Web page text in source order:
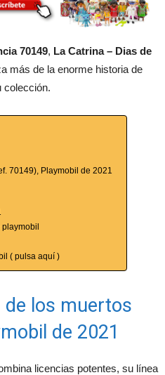
70149, La Catrina – Dias de
más de la enorme historia de
colección.
70149), Playmobil de 2021
playmobil
( pulsa aquí )
de los muertos
de 2021
licencias potentes, su línea